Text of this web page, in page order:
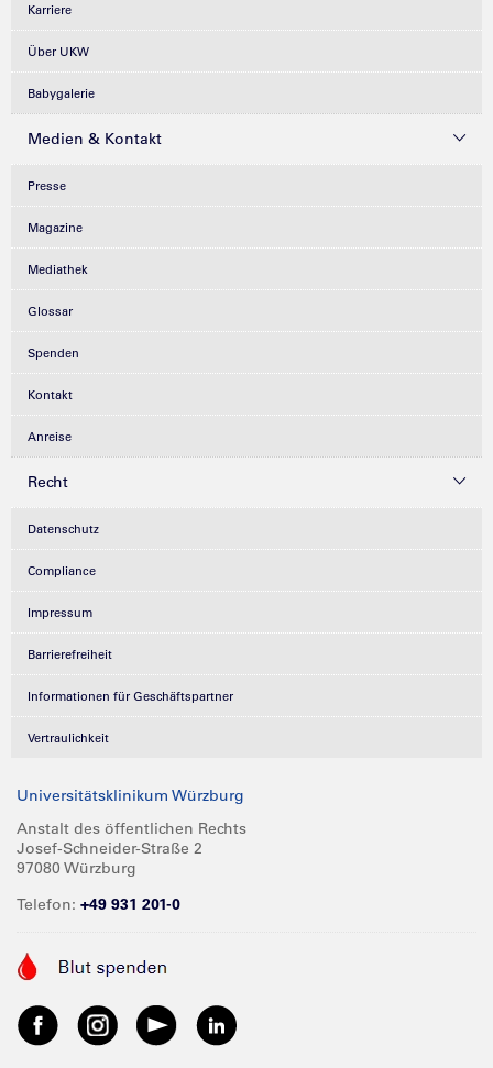
Karriere
Über UKW
Babygalerie
Medien & Kontakt
Presse
Magazine
Mediathek
Glossar
Spenden
Kontakt
Anreise
Recht
Datenschutz
Compliance
Impressum
Barrierefreiheit
Informationen für Geschäftspartner
Vertraulichkeit
Universitätsklinikum Würzburg
Anstalt des öffentlichen Rechts
Josef-Schneider-Straße 2
97080 Würzburg
Telefon: +49 931 201-0